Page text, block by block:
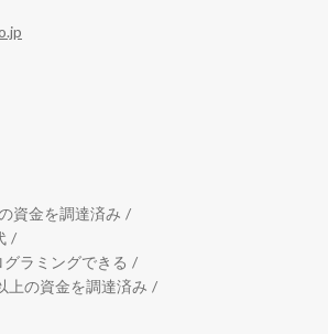
資金を調達済み /
/
ラミングできる /
上の資金を調達済み /